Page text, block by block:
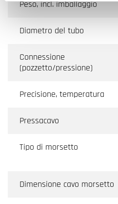
Peso, incl. imballaggio
Diametro del tubo
Connessione
(pozzetto/pressione)
Precisione, temperatura
Pressacavo
Tipo di morsetto
Dimensione cavo morsetto